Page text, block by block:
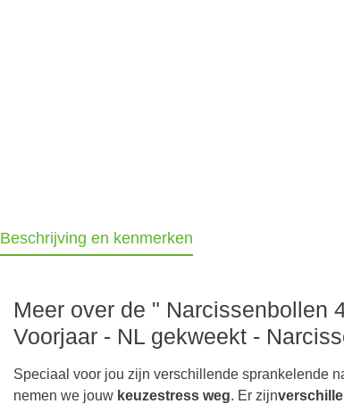
Beschrijving en kenmerken
Meer over de " Narcissenbollen
Voorjaar - NL gekweekt -
Speciaal voor jou zijn verschillende sprankelende
nemen we jouw keuzestress weg. Er zijn